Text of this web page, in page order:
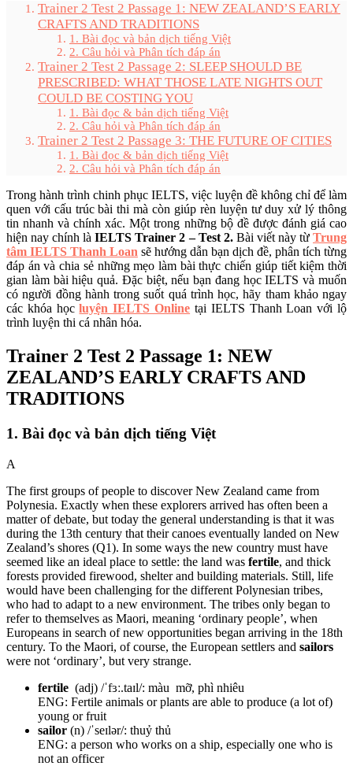
Trainer 2 Test 2 Passage 1: NEW ZEALAND’S EARLY
CRAFTS AND TRADITIONS
1. Bài đọc và bản dịch tiếng Việt
2. Câu hỏi và Phân tích đáp án
Trainer 2 Test 2 Passage 2: SLEEP SHOULD BE
PRESCRIBED: WHAT THOSE LATE NIGHTS OUT
COULD BE COSTING YOU
1. Bài đọc & bản dịch tiếng Việt
2. Câu hỏi và Phân tích đáp án
Trainer 2 Test 2 Passage 3: THE FUTURE OF CITIES
1. Bài đọc & bản dịch tiếng Việt
2. Câu hỏi và Phân tích đáp án
Trong hành trình chinh phục IELTS, việc luyện đề không chỉ để làm
quen với cấu trúc bài thi mà còn giúp rèn luyện tư duy xử lý thông
tin nhanh và chính xác. Một trong những bộ đề được đánh giá cao
hiện nay chính làIELTS Trainer 2 – Test 2. Bài viết này từTrung
tâm IELTS Thanh Loan sẽ hướng dẫn bạn dịch đề, phân tích từng
đáp án và chia sẻ những mẹo làm bài thực chiến giúp tiết kiệm thời
gian làm bài hiệu quả. Đặc biệt, nếu bạn đang học IELTS và muốn
có người đồng hành trong suốt quá trình học, hãy tham khảo ngay
các khóa họcluyện IELTS Online tại IELTS Thanh Loan với lộ
trình luyện thi cá nhân hóa.
Trainer 2 Test 2 Passage 1: NEW
ZEALAND’S EARLY CRAFTS AND
TRADITIONS
1. Bài đọc và bản dịch tiếng Việt
A
The first groups of people to discover New Zealand came from
Polynesia. Exactly when these explorers arrived has often been a
matter of debate, but today the general understanding is that it was
during the 13th century that their canoes eventually landed on New
Zealand’s shores (Q1). In some ways the new country must have
seemed like an ideal place to settle: the land was fertile, and thick
forests provided firewood, shelter and building materials. Still, life
would have been challenging for the different Polynesian tribes,
who had to adapt to a new environment. The tribes only began to
refer to themselves as Maori, meaning ‘ordinary people’, when
Europeans in search of new opportunities began arriving in the 18th
century. To the Maori, of course, the European settlers and sailors
were not ‘ordinary’, but very strange.
fertile (adj) /ˈfɜː.taɪl/: màu mỡ, phì nhiêu
ENG: Fertile animals or plants are able to produce (a lot of)
young or fruit
sailor (n) /ˈseɪlər/: thuỷ thủ
ENG: a person who works on a ship, especially one who is
not an officer